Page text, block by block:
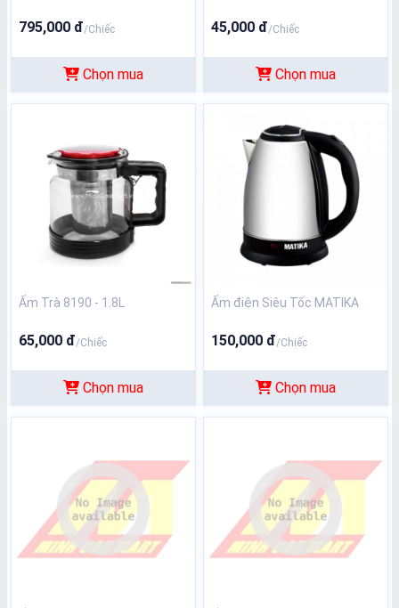
795,000 đ/Chiếc
Chọn mua
45,000 đ/Chiếc
Chọn mua
Ấm Trà 8190 - 1.8L
65,000 đ/Chiếc
Chọn mua
Ấm điện Siêu Tốc MATIKA
150,000 đ/Chiếc
Chọn mua